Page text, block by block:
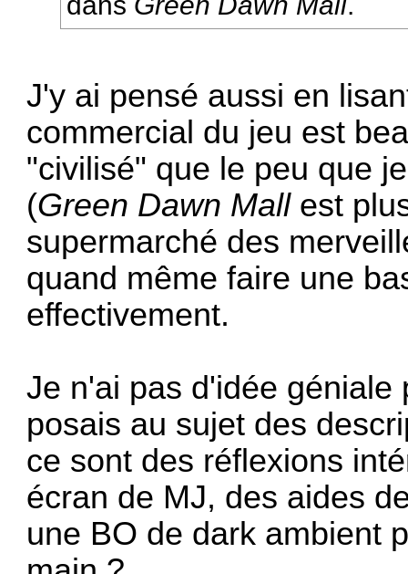
J'y ai pensé aussi en
commercial du jeu est
"civilisé" que le peu que
(Green Dawn Mallest
supermarché des
quand même faire une
effectivement.
Je n'ai pas d'idée
posais au sujet des
ce sont des réflexions
écran de MJ, des aides
une BO de dark ambient